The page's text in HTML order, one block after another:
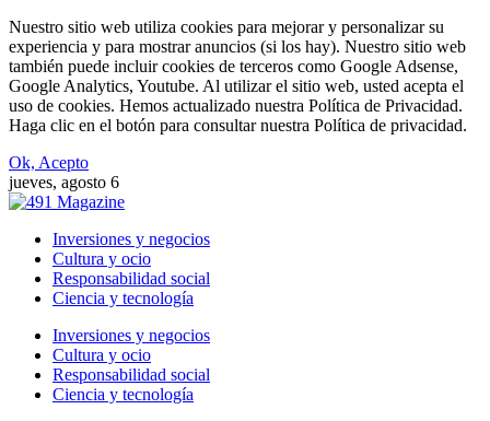
Nuestro sitio web utiliza cookies para mejorar y personalizar su
experiencia y para mostrar anuncios (si los hay). Nuestro sitio web
también puede incluir cookies de terceros como Google Adsense,
Google Analytics, Youtube. Al utilizar el sitio web, usted acepta el
uso de cookies. Hemos actualizado nuestra Política de Privacidad.
Haga clic en el botón para consultar nuestra Política de privacidad.
Ok, Acepto
jueves, agosto 6
Inversiones y negocios
Cultura y ocio
Responsabilidad social
Ciencia y tecnología
Inversiones y negocios
Cultura y ocio
Responsabilidad social
Ciencia y tecnología